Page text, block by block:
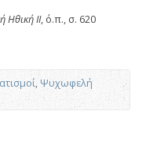
Ηθική ΙΙ, ό.π., σ. 620
,Ψυχωφελή